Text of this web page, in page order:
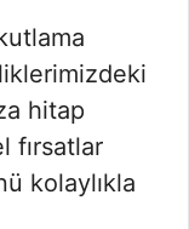
hitap
fırsatlar
kolaylıkla